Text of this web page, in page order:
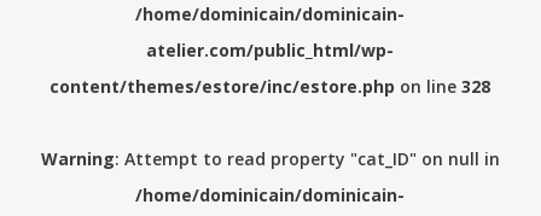
/home/dominicain/dominicain-
atelier.com/public_html/wp-
content/themes/estore/inc/estore.php on line328
Warning: Attempt to read property "cat_ID" on null in
/home/dominicain/dominicain-